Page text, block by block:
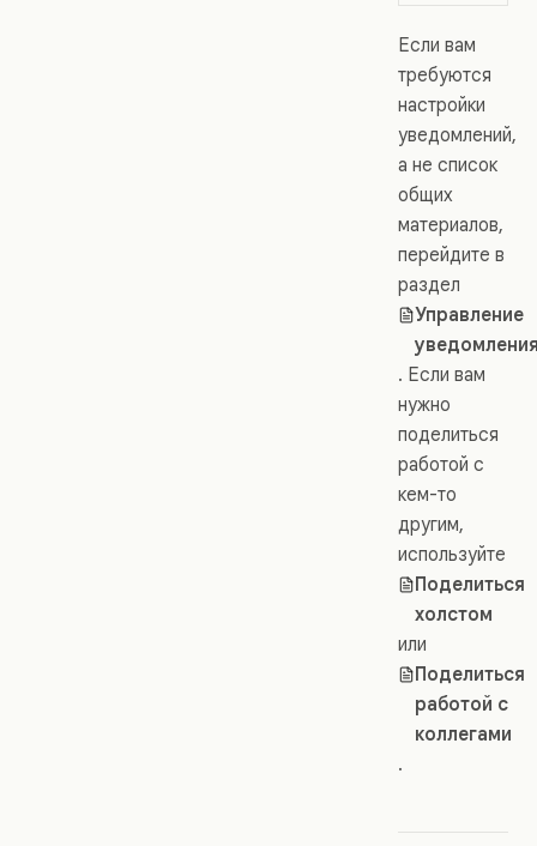
Если вам
требуются
настройки
уведомлений,
а не список
общих
материалов,
перейдите в
раздел
Управление
. Если вам
нужно
поделиться
работой с
кем-то
другим,
используйте
Поделиться
холстом
или
Поделиться
работой с
коллегами
.